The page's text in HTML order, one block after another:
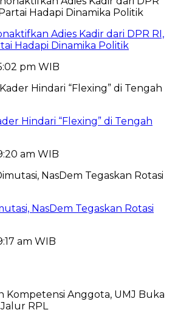
Adies Kadir dari DPR RI,
Hadapi Dinamika Politik
pm WIB
Hindari “Flexing” di Tengah
am WIB
NasDem Tegaskan Rotasi
am WIB